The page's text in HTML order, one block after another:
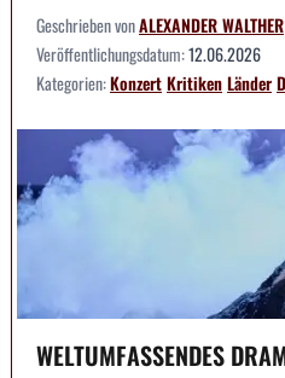
Geschrieben vonALEXANDER WALTHER
Veröffentlichungsdatum:12.06.2026
Kategorien:KonzertKritikenLänder
WELTUMFASSENDES